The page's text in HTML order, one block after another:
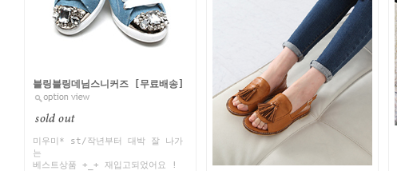
블링블링데님스니커즈 [무료배송]
미우미* st/작년부터 대박 잘 나가
는
베스트상품 +_+ 재입고되었어요 !